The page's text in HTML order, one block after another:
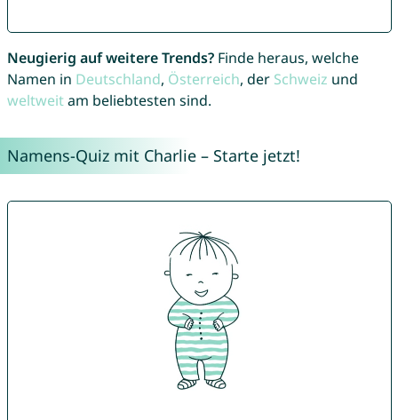
Neugierig auf weitere Trends?Finde heraus, welche
Namen in Deutschland, Österreich, der Schweiz und
weltweitam beliebtesten sind.
Namens-Quiz mit Charlie – Starte jetzt!